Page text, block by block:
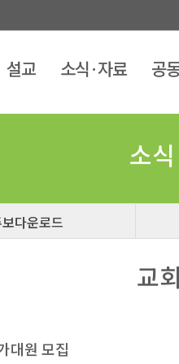
설교 소식·자료 공
소
교
대원 모집